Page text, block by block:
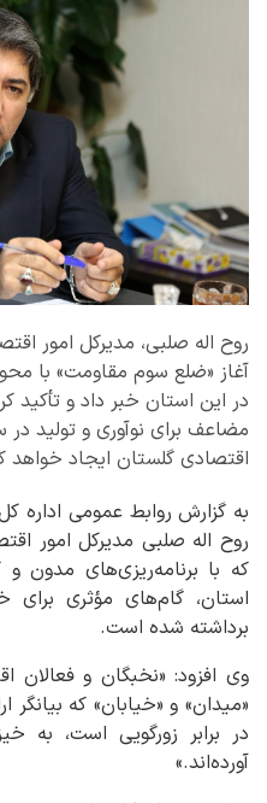
روح اله صلبی، مدیرکل امور
در این استان خبر داد و تأکید
مضاعف برای نوآوری و تولید در
اقتصادی گلستان ایجاد خواهد
به گزارش روابط عمومی اداره
روح اله صلبی مدیرکل امور
که با برنامه‌ریزی‌های مدون
استان، گام‌های مؤثری
برداشته شده است.
وی افزود: «نخبگان و فعالان
«میدان» و «خیابان» که بیانگر
در برابر زورگویی است، به
آورده‌اند.»